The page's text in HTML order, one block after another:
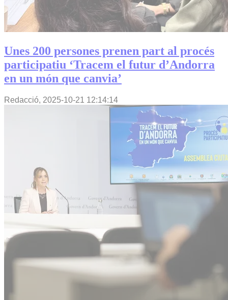
Unes 200 persones prenen part al procés
participatiu ‘Tracem el futur d’Andorra
en un món que canvia’
Redacció, 2025-10-21 12:14:14